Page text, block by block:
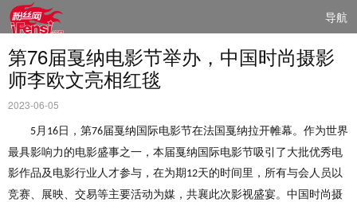
导航
第76届戛纳电影节举办，中国时尚摄影
师李欧文亮相红毯
2023-06-05
5月 16 日 ，第76届戛纳国际电影节在法国戛纳拉开帷幕。作为世界
最具影响力的电影盛事之一，本届戛纳国际电影节吸引了大批优秀电
影作品及电影行业人才参与，在为期 12天的时间里，所有与会人员以
竞赛、展映、交易等主要活动为媒，共襄此次影视盛宴。中国时尚摄